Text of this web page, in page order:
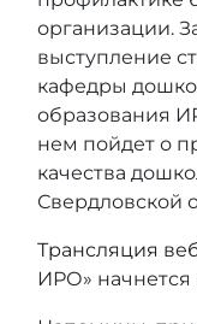
организации.
выступление
кафедры
образования
нем пойдет о
качества
Свердловской
Трансляция
ИРО» начнется